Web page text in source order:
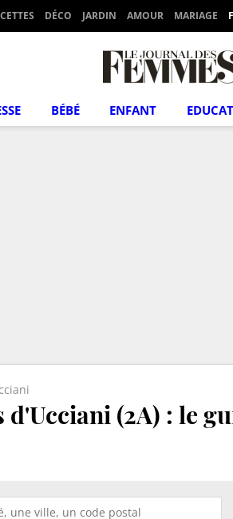
DÉCO JARDIN AMOUR MARIAGE
BÉBÉ ENFANT
(2A) : le